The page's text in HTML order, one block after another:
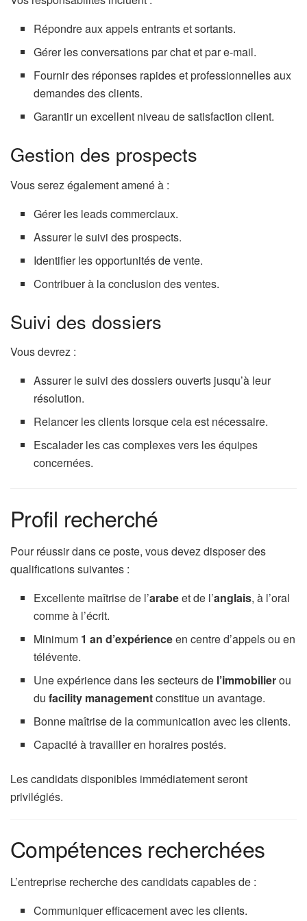
Répondre aux appels entrants et sortants.
Gérer les conversations par chat et par e-mail.
Fournir des réponses rapides et professionnelles aux
demandes des clients.
Garantir un excellent niveau de satisfaction client.
Gestion des prospects
Vous serez également amené à :
Gérer les leads commerciaux.
Assurer le suivi des prospects.
Identifier les opportunités de vente.
Contribuer à la conclusion des ventes.
Suivi des dossiers
Vous devrez :
Assurer le suivi des dossiers ouverts jusqu’à leur
résolution.
Relancer les clients lorsque cela est nécessaire.
Escalader les cas complexes vers les équipes
concernées.
Profil recherché
Pour réussir dans ce poste, vous devez disposer des
qualifications suivantes :
Excellente maîtrise de l’arabeet de l’anglais, à l’oral
comme à l’écrit.
Minimum 1 an d’expérienceen centre d’appels ou en
télévente.
Une expérience dans les secteurs de l’immobilierou
dufacility managementconstitue un avantage.
Bonne maîtrise de la communication avec les clients.
Capacité à travailler en horaires postés.
Les candidats disponibles immédiatement seront
privilégiés.
Compétences recherchées
L’entreprise recherche des candidats capables de :
Communiquer efficacement avec les clients.